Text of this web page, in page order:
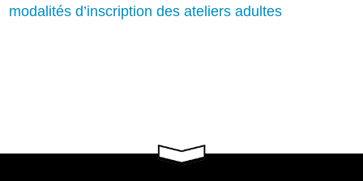
modalités d’inscription des ateliers adultes